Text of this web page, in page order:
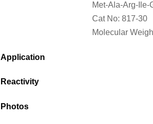
Met-Ala-Arg-Ile-
Cat No: 817-30
Molecular
Application
Reactivity
Photos